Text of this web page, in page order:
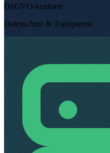
DSGVO-konform
Datenschutz & Transparenz